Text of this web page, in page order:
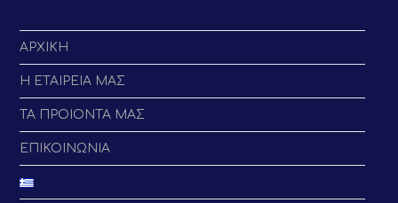
ΑΡΧΙΚΗ
Η ΕΤΑΙΡΕΙΑ ΜΑΣ
ΤΑ ΠΡΟΙΟΝΤΑ ΜΑΣ
ΕΠΙΚΟΙΝΩΝΙΑ